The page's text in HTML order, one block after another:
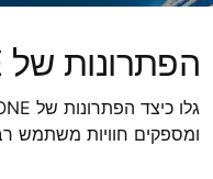
הפתרונות של KONE לרבי קומות
ומספקים חוויות משתמש